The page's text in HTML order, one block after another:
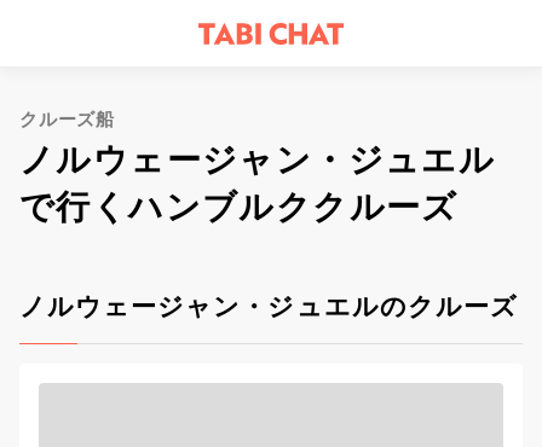
クルーズ船
ノルウェージャン・ジュエル
で行くハンブルククルーズ
ノルウェージャン・ジュエルのクルーズ